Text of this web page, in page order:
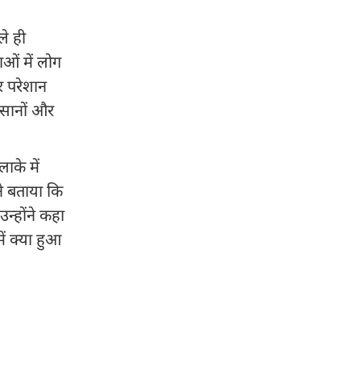
ही
में लोग
और
में
कि
कहा
क्या हुआ